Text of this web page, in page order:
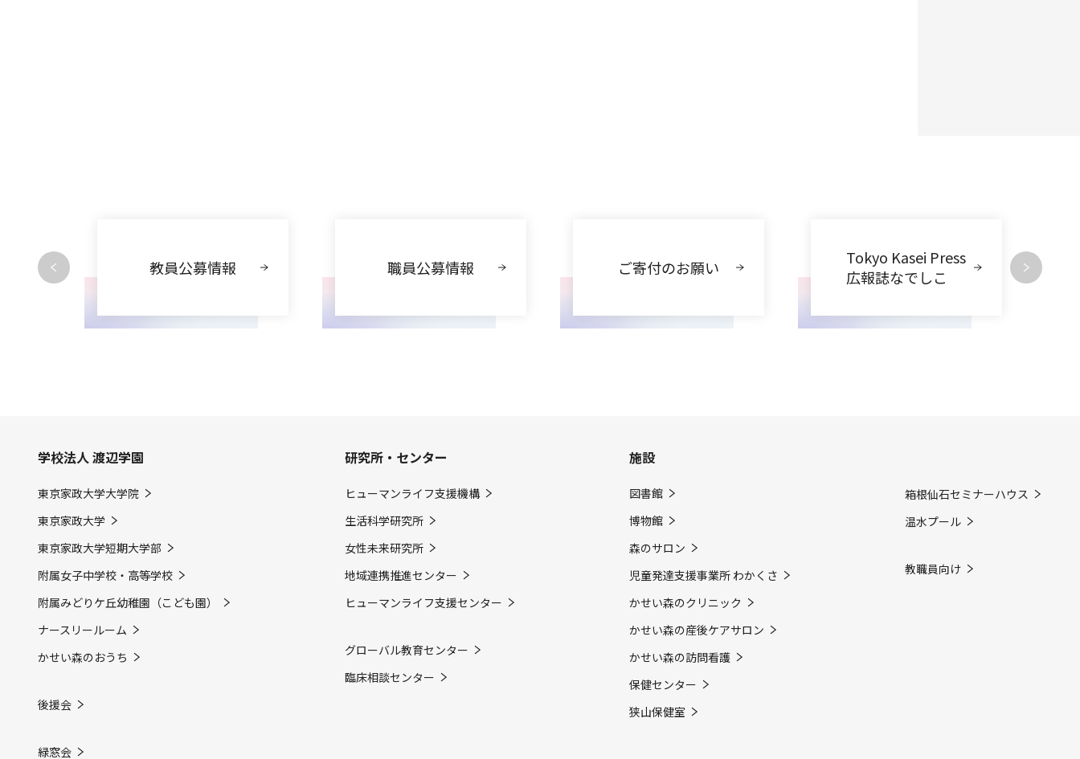
教員公募情報 職員公募情報 ご寄付のお願い
Tokyo Kasei Press
広報誌なでしこ
学校法人 渡辺学園
東京家政大学大学院
東京家政大学
東京家政大学短期大学部
附属女子中学校・高等学校
附属みどりケ丘幼稚園（こども園）
ナースリールーム
かせい森のおうち
後援会
緑窓会
研究所・センター
ヒューマンライフ支援機構
生活科学研究所
女性未来研究所
地域連携推進センター
ヒューマンライフ支援センター
グローバル教育センター
臨床相談センター
施設
図書館
博物館
森のサロン
児童発達支援事業所 わかくさ
かせい森のクリニック
かせい森の産後ケアサロン
かせい森の訪問看護
保健センター
狭山保健室
箱根仙石セミナーハウス
温水プール
教職員向け